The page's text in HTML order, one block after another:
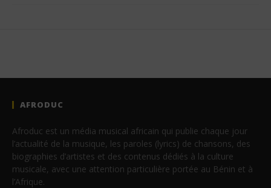
AFRODUC
Afroduc est un média musical africain qui publie chaque jour
l’actualité de la musique, les paroles (lyrics) de chansons, des
biographies d’artistes et des contenus dédiés à la culture
musicale, avec une attention particulière portée au Bénin et à
l’Afrique.